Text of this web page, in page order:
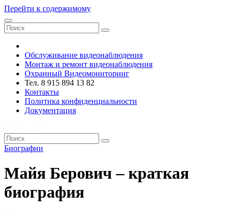
Перейти к содержимому
Обслуживание видеонаблюдения
Монтаж и ремонт видеонаблюдения
Охранный Видеомониторинг
Тел. 8 915 894 13 82
Контакты
Политика конфиденциальности
Документация
Биографии
Майя Берович – краткая
биография